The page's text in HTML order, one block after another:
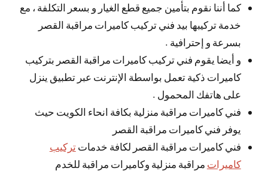
كما أننا نقوم بتأمين جميع قطع الغيار و بسعر التكلفة ، مع
خدمة تركيبها بيد فني تركيب كاميرات مراقبة القصر
بسرعة و إحترافية .
و أيضا يقوم فني تركيب كاميرات مراقبة القصر بتركيب
كاميرات ذكية تعمل بواسطة الإنترنت عبر تطبيق ينزل
على هاتفك المحمول .
فني كاميرات مراقبة منزلية بكافة انحاء الكويت حيث
يوفر فني كاميرات مراقبة القصر
فني كاميرات مراقبة القصر لكافة خدماتتركيب
كاميرات مراقبة منزلية وكاميرات مراقبة للخدم